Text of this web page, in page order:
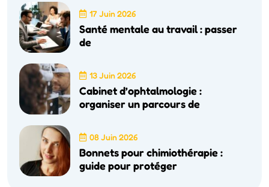
17 Juin 2026
Santé mentale au travail : passer
de
13 Juin 2026
Cabinet d’ophtalmologie :
organiser un parcours de
08 Juin 2026
Bonnets pour chimiothérapie :
guide pour protéger